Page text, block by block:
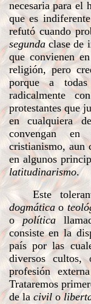
necesaria para el
que es
refutó cuando
segundaclase de
que convienen
religión, pero
porque a todas
radicalmente
protestantes que
en cualquiera
convengan
cristianismo, aun
en algunos
latitudinarismo.
Este
dogmáticao
opolítica
consiste en la
país por las
diversos
profesión
Trataremos
de la civilo